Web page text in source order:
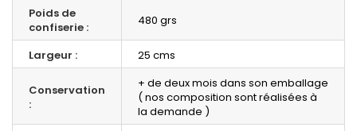
Poids de
confiserie :
480 grs
Largeur : 25 cms
Conservation
:
+ de deux mois dans son emballage
( nos composition sont réalisées à
la demande )